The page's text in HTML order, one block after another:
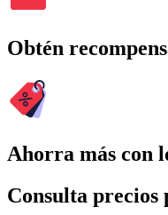
Obtén
Ahorra más con
Consulta precios